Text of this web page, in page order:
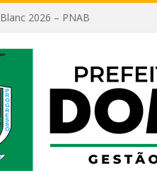
2026 – PNAB